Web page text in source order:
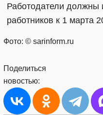
Работодатели должны
работников к 1 марта
Фото: © sarinform.ru
Поделиться
новостью: